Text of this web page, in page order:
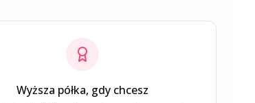
Wyższa półka, gdy chcesz